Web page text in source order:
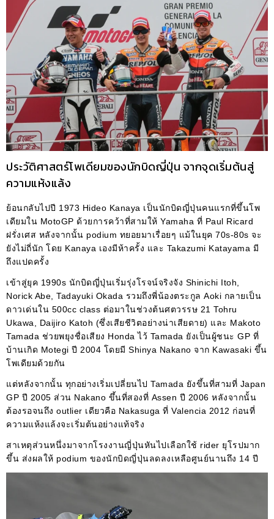
ประวัติศาสตร์โพเดียมของนักบิดญี่ปุ่น จากจุดเริ่มต้นสู่
ความแห้งแล้ง
ย้อนกลับไปปี 1973 Hideo Kanaya เป็นนักบิดญี่ปุ่นคนแรกที่ขึ้นโพ
เดียมใน MotoGP ด้วยการคว้าที่สามให้ Yamaha ที่ Paul Ricard
ฝรั่งเศส หลังจากนั้น podium ทยอยมาเรื่อยๆ แม้ในยุค 70s-80s จะ
ยังไม่ถี่นัก โดย Kanaya เองมีห้าครั้ง และ Takazumi Katayama มี
ถึงแปดครั้ง
เข้าสู่ยุค 1990s นักบิดญี่ปุ่นเริ่มรุ่งโรจน์จริงจัง Shinichi Itoh,
Norick Abe, Tadayuki Okada รวมถึงพี่น้องตระกูล Aoki กลายเป็น
ดาวเด่นใน 500cc class ต่อมาในช่วงต้นศตวรรษ 21 Tohru
Ukawa, Daijiro Katoh (ซึ่งเสียชีวิตอย่างน่าเสียดาย) และ Makoto
Tamada ช่วยพยุงชื่อเสียง Honda ไว้ Tamada ยังเป็นผู้ชนะ GP ที่
บ้านเกิด Motegi ปี 2004 โดยมี Shinya Nakano จาก Kawasaki ขึ้น
โพเดียมด้วยกัน
แต่หลังจากนั้น ทุกอย่างเริ่มเปลี่ยนไป Tamada ยังขึ้นที่สามที่ Japan
GP ปี 2005 ส่วน Nakano ขึ้นที่สองที่ Assen ปี 2006 หลังจากนั้น
ต้องรอจนถึง outlier เดียวคือ Nakasuga ที่ Valencia 2012 ก่อนที่
ความแห้งแล้งจะเริ่มต้นอย่างแท้จริง
สาเหตุส่วนหนึ่งมาจากโรงงานญี่ปุ่นหันไปเลือกใช้ rider ยุโรปมาก
ขึ้น ส่งผลให้ podium ของนักบิดญี่ปุ่นลดลงเหลือศูนย์นานถึง 14 ปี